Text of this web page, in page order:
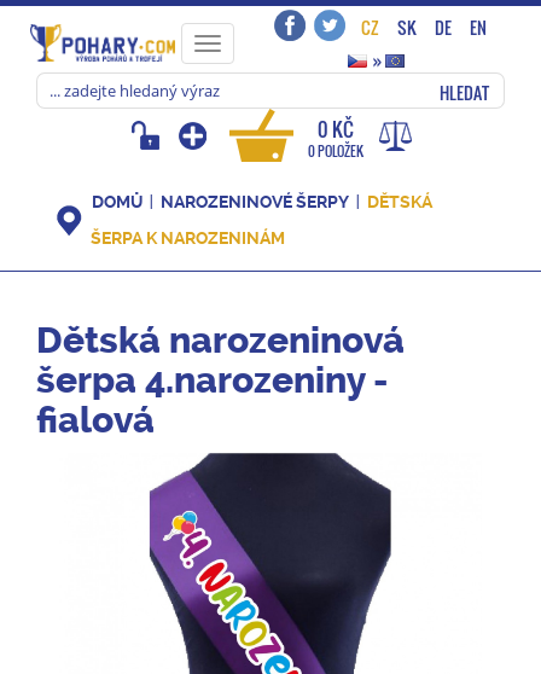
Toggle
navigation
CZ SK DE
EN
»
HLEDAT
0 KČ
0 POLOŽEK
DOMŮ NAROZENINOVÉ ŠERPY
DĚTSKÁ
ŠERPA K NAROZENINÁM
Dětská narozeninová
šerpa 4.narozeniny -
fialová